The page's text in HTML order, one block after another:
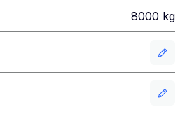
8000 kg